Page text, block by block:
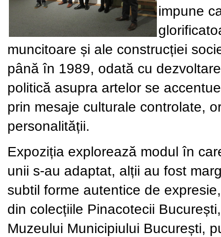
impune
muncitoare și ale construcției
până în 1989, odată cu
politică asupra artelor se
prin mesaje culturale controlate,
personalității.
Expoziția explorează modul în
unii s-au adaptat, alții au fost
subtil forme autentice de
din colecțiile Pinacotecii
Muzeului Municipiului București,